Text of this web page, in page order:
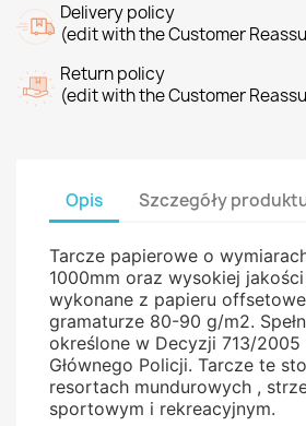
Delivery policy
(edit with the Customer
Return policy
(edit with the Customer
Opis Szczegóły
Tarcze papierowe o
1000mm oraz wysokiej
wykonane z papieru
gramaturze 80-90 g/m2.
określone w Decyzji 713/2005
Głównego Policji. Tarcze te
resortach mundurowych ,
sportowym i rekreacyjnym.